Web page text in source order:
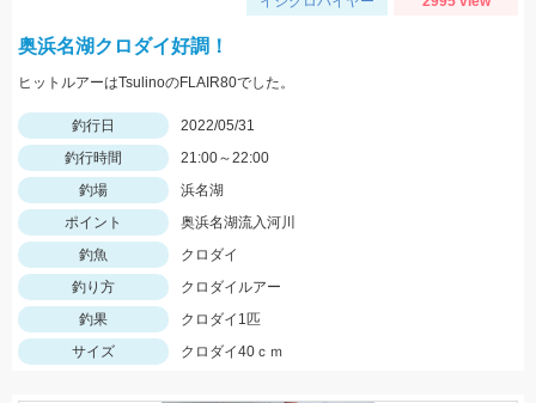
奥浜名湖クロダイ好調！
ヒットルアーはTsulinoのFLAIR80でした。
釣行日
2022/05/31
釣行時間
21:00～22:00
釣場
浜名湖
ポイント
奥浜名湖流入河川
釣魚
クロダイ
釣り方
クロダイルアー
釣果
クロダイ1匹
サイズ
クロダイ40ｃｍ